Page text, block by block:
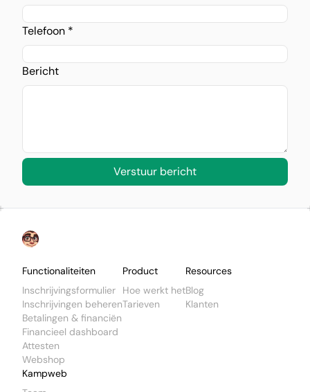
Telefoon *
Bericht
Verstuur bericht
Functionaliteiten
Inschrijvingsformulier
Inschrijvingen beheren
Betalingen & financiën
Financieel dashboard
Attesten
Webshop
Product
Hoe werkt het
Tarieven
Resources
Blog
Klanten
Kampweb